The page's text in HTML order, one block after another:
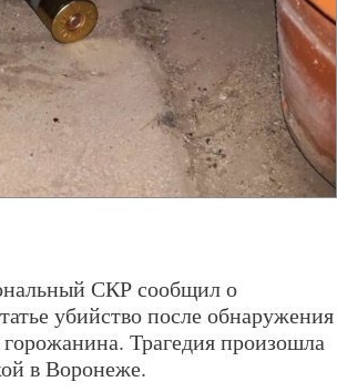
СКР сообщил о
убийство после обнаружения
Трагедия произошла
в Воронеже.